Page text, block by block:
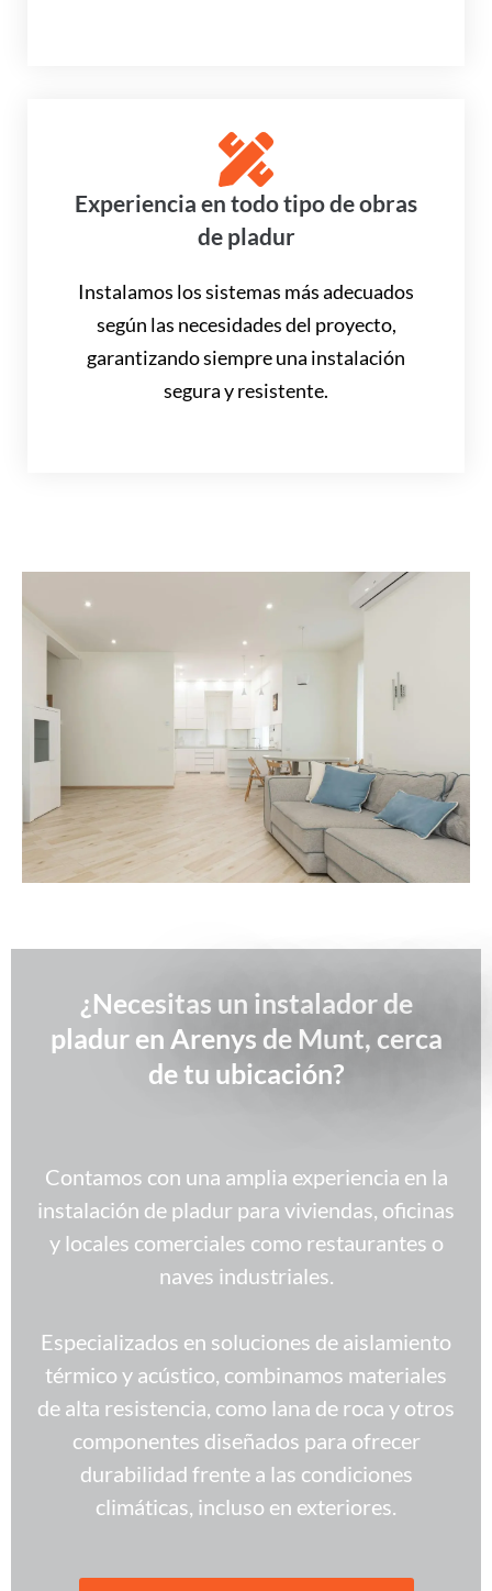
Experiencia en todo tipo de obras
de pladur
Instalamos los sistemas más adecuados
según las necesidades del proyecto,
garantizando siempre una instalación
segura y resistente.
¿Necesitas un instalador de
pladur en Arenys de Munt, cerca
de tu ubicación?
Contamos con una amplia experiencia en la
instalación de pladur para viviendas, oficinas
y locales comerciales como restaurantes o
naves industriales.
Especializados en soluciones de aislamiento
térmico y acústico, combinamos materiales
de alta resistencia, como lana de roca y otros
componentes diseñados para ofrecer
durabilidad frente a las condiciones
climáticas, incluso en exteriores.